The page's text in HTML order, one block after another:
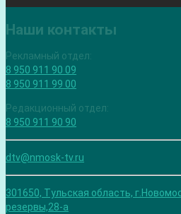
Наши контакты
Рекламный отдел:
8 950 911 90 09
8 950 911 99 00
Редакционный отдел:
8 950 911 90 90
dtv@nmosk-tv.ru
301650, Тульская область,
резервы,28-а